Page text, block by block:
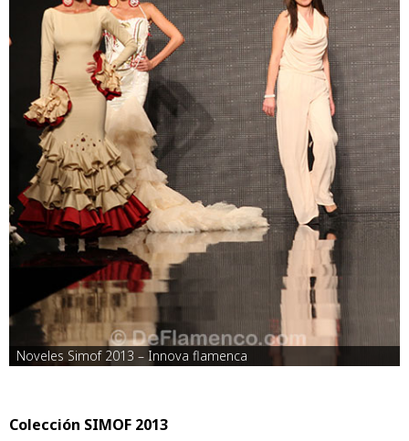
Noveles Simof 2013 – Innova flamenca
Colección SIMOF 2013